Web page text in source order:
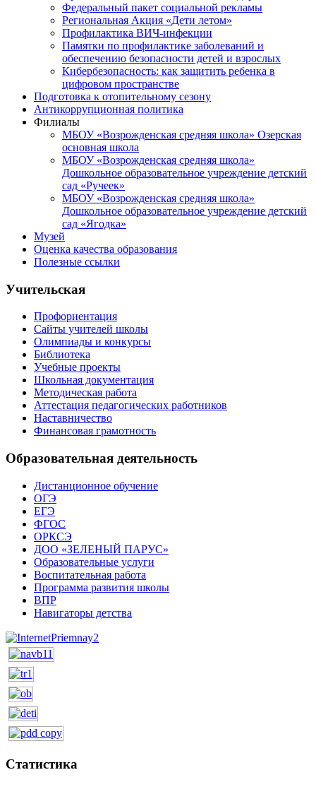
Федеральный пакет социальной рекламы
Региональная Акция «Дети летом»
Профилактика ВИЧ-инфекции
Памятки по профилактике заболеваний и
обеспечению безопасности детей и взрослых
Кибербезопасность: как защитить ребенка в
цифровом пространстве
Подготовка к отопительному сезону
Антикоррупционная политика
Филиалы
МБОУ «Возрожденская средняя школа» Озерская
основная школа
МБОУ «Возрожденская средняя школа»
Дошкольное образовательное учреждение детский
сад «Ручеек»
МБОУ «Возрожденская средняя школа»
Дошкольное образовательное учреждение детский
сад «Ягодка»
Музей
Оценка качества образования
Полезные ссылки
Учительская
Профориентация
Сайты учителей школы
Олимпиады и конкурсы
Библиотека
Учебные проекты
Школьная документация
Методическая работа
Аттестация педагогических работников
Наставничество
Финансовая грамотность
Образовательная деятельность
Дистанционное обучение
ОГЭ
ЕГЭ
ФГОС
ОРКСЭ
ДОО «ЗЕЛЕНЫЙ ПАРУС»
Образовательные услуги
Воспитательная работа
Программа развития школы
ВПР
Навигаторы детства
Статистика